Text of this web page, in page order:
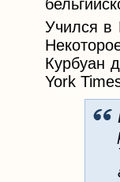
Учился в
Курбуан
York